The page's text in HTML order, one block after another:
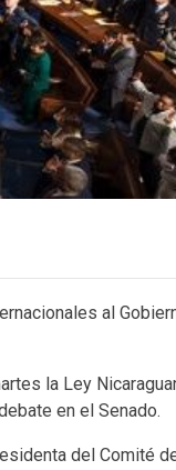
al
la Ley
en el Senado.
del Comité